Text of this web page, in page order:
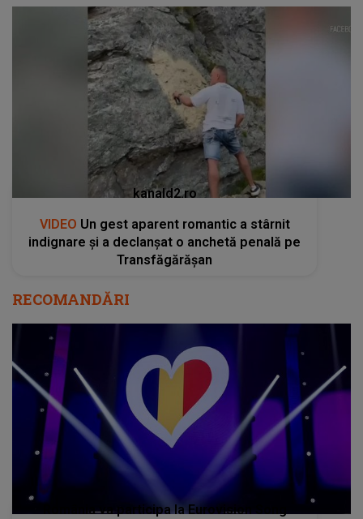
kanald2.ro
VIDEO Un gest aparent romantic a stârnit
indignare și a declanșat o anchetă penală pe
Transfăgărășan
RECOMANDĂRI
România va participa la Eurovision Song